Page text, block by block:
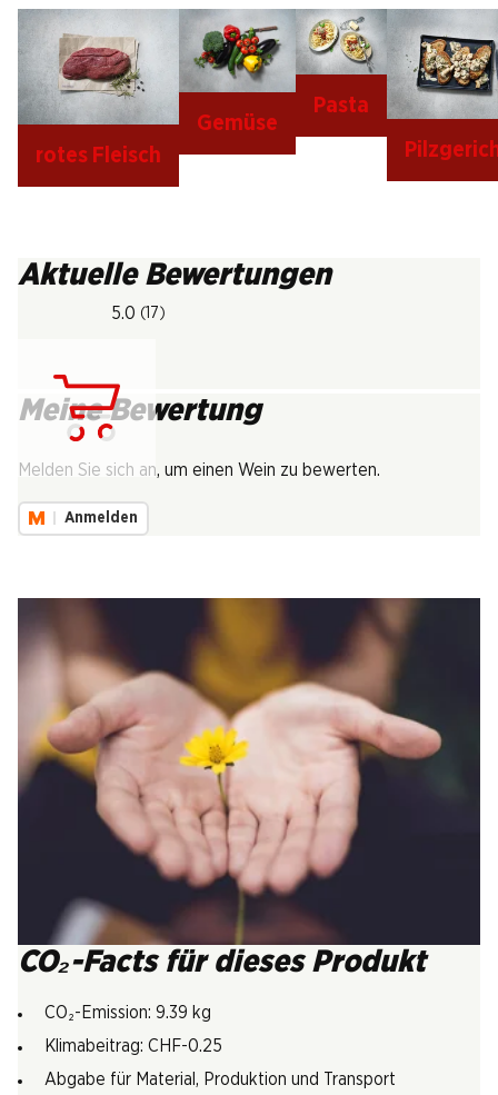
rotes Fleisch
Gemüse
Pasta
Aktuelle Bewertungen
5.0 (17)
Meine Bewertung
Melden Sie sich an, um einen Wein zu bewerten.
Anmelden
CO₂-Facts für dieses Produkt
CO₂-Emission: 9.39 kg
Klimabeitrag: CHF-0.25
Abgabe für Material, Produktion und Transport